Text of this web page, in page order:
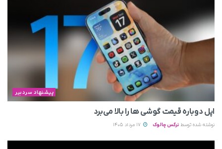
پیشنهاد سردبیر
اپل دوباره قیمت‌ گوشی ها را بالا می‌برد
نوشته شده توسط نرگس چالوک